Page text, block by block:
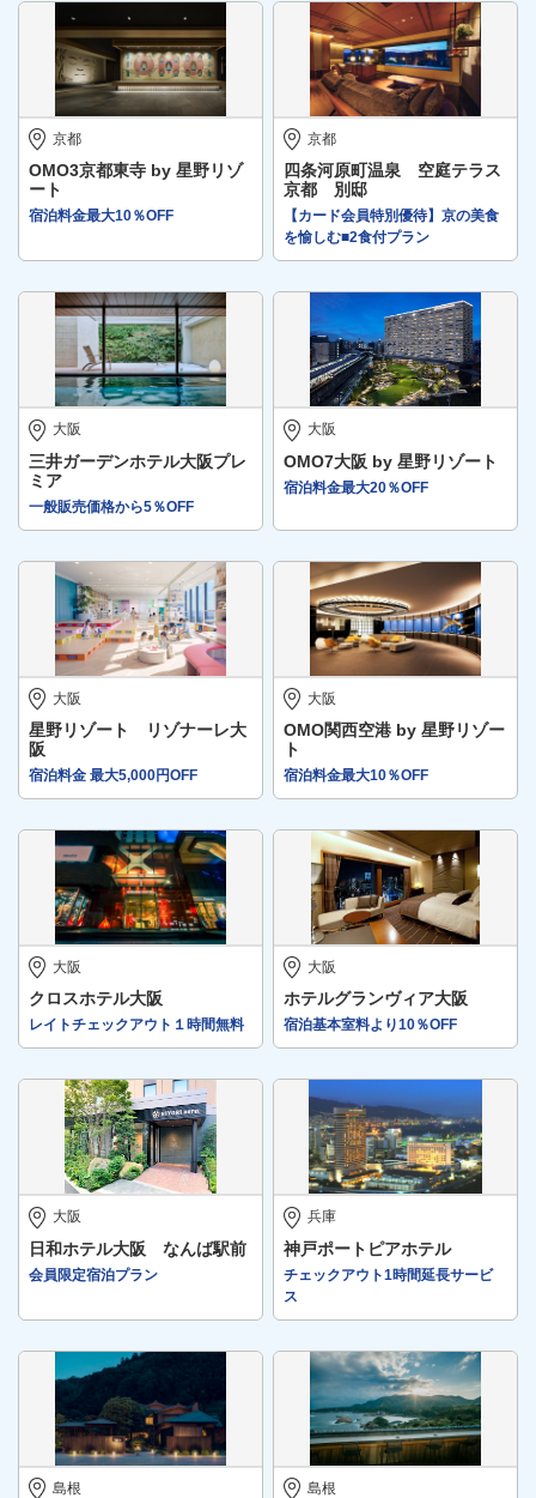
京都
OMO3京都東寺 by 星野リゾ
ート
宿泊料金最大10％OFF
京都
四条河原町温泉 空庭テラス
京都 別邸
【カード会員特別優待】京の美食
を愉しむ■2食付プラン
大阪
三井ガーデンホテル大阪プレ
ミア
一般販売価格から5％OFF
大阪
OMO7大阪 by 星野リゾート
宿泊料金最大20％OFF
大阪
星野リゾート リゾナーレ大
阪
宿泊料金 最大5,000円OFF
大阪
OMO関西空港 by 星野リゾー
ト
宿泊料金最大10％OFF
大阪
クロスホテル大阪
レイトチェックアウト１時間無料
大阪
ホテルグランヴィア大阪
宿泊基本室料より10％OFF
大阪
日和ホテル大阪 なんば駅前
会員限定宿泊プラン
兵庫
神戸ポートピアホテル
チェックアウト1時間延長サービ
ス
島根 島根